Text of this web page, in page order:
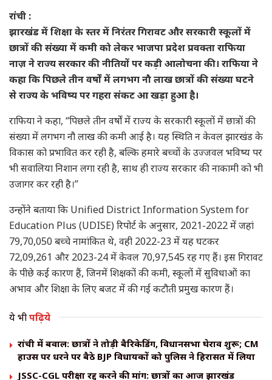
रांची :
झारखंड में शिक्षा के स्तर में निरंतर गिरावट और सरकारी स्कूलों में
छात्रों की संख्या में कमी को लेकर भाजपा प्रदेश प्रवक्ता राफिया
नाज़ ने राज्य सरकार की नीतियों पर कड़ी आलोचना की। राफिया ने
कहा कि पिछले तीन वर्षों में लगभग नौ लाख छात्रों की संख्या घटने
से राज्य के भविष्य पर गहरा संकट आ खड़ा हुआ है।
राफिया ने कहा, “पिछले तीन वर्षों में राज्य के सरकारी स्कूलों में छात्रों की
संख्या में लगभग नौ लाख की कमी आई है। यह स्थिति न केवल झारखंड के
विकास को प्रभावित कर रही है, बल्कि हमारे बच्चों के उज्जवल भविष्य पर
भी सवालिया निशान लगा रही है, साथ ही राज्य सरकार की नाकामी को भी
उजागर कर रही है।”
उन्होंने बताया कि Unified District Information System for
Education Plus (UDISE) रिपोर्ट के अनुसार, 2021-2022 में जहां
79,70,050 बच्चे नामांकित थे, वही 2022-23 में यह घटकर
72,09,261 और 2023-24 में केवल 70,97,545 रह गए हैं। इस गिरावट
के पीछे कई कारण हैं, जिनमें शिक्षकों की कमी, स्कूलों में सुविधाओं का
अभाव और शिक्षा के लिए बजट में की गई कटौती प्रमुख कारण हैं।
ये भीपढ़िये
रांची में बवाल: छात्रों ने तोड़ी बैरिकेडिंग, विधानसभा घेराव शुरू; CM
हाउस पर धरने पर बैठे BJP विधायकों को पुलिस ने हिरासत में लिया
JSSC-CGL परीक्षा रद्द करने की मांग: छात्रों का आज झारखंड